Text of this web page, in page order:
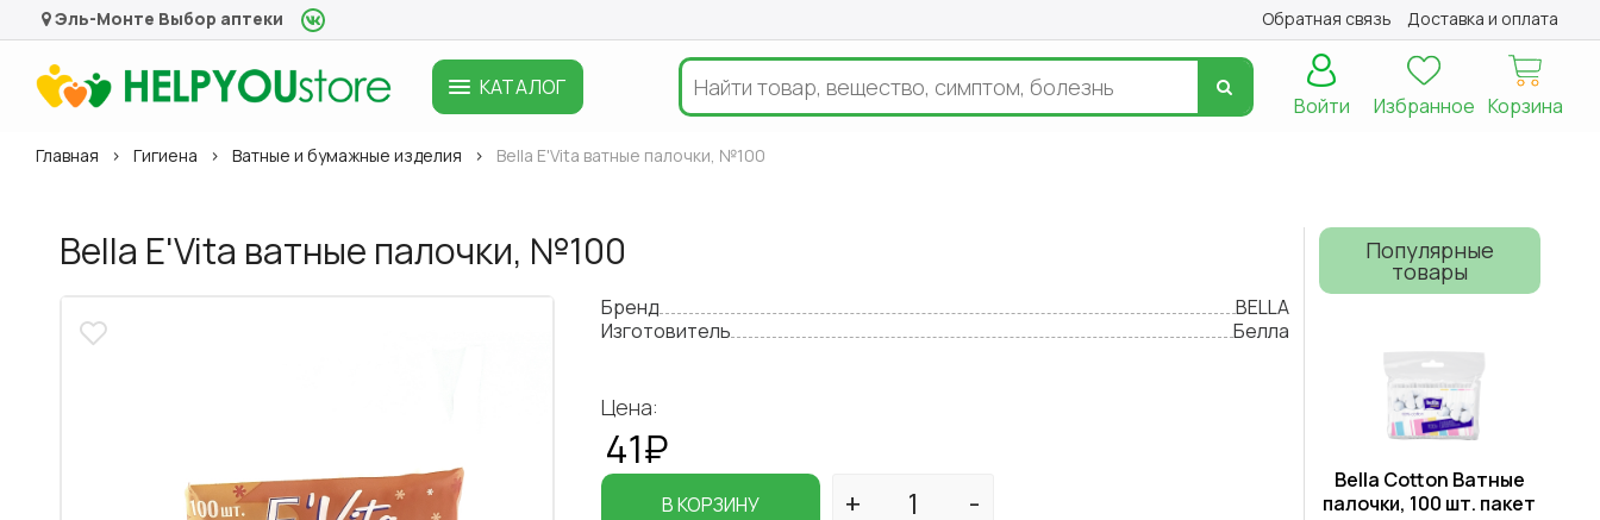
Эль-Монте Выбор аптеки Обратная связь Доставка и оплата
КАТАЛОГ
Корзина
Избранное
Войти
Главная Гигиена Ватные и бумажные изделия Bella E'Vita ватные палочки, №100
Bella E'Vita ватные палочки, №100
Бренд
BELLA
Изготовитель
Белла
Цена:
41₽
В КОРЗИНУ
Популярные
товары
Bella Cotton Ватные
палочки, 100 шт. пакет